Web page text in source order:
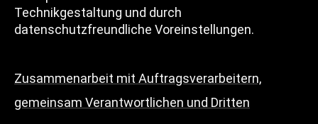
Technikgestaltung und durch
datenschutzfreundliche Voreinstellungen.
Zusammenarbeit mit Auftragsverarbeitern,
gemeinsam Verantwortlichen und Dritten